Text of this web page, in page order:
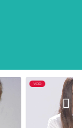
VOD